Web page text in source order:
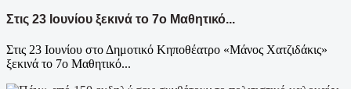
Στις 23 Ιουνίου ξεκινά το 7ο Μαθητικό...
Στις 23 Ιουνίου στο Δημοτικό Κηποθέατρο «Μάνος Χατζιδάκις»
ξεκινά το 7ο Μαθητικό...